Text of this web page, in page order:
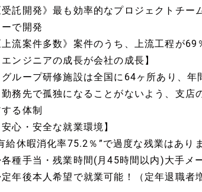
託開発》最も効率的なプロジェクトチー
で開発
流案件多数》案件のうち、上流工程が69
ンジニアの成長が会社の成長】
ループ研修施設は全国に64ヶ所あり、年
務先で孤独になることがないよう、支店
る体制
心・安全な就業環境】
給休暇消化率75.2％”で過度な残業はあ
種手当・残業時間(月45時間以内)大手メ
年後本人希望で就業可能！（定年退職者